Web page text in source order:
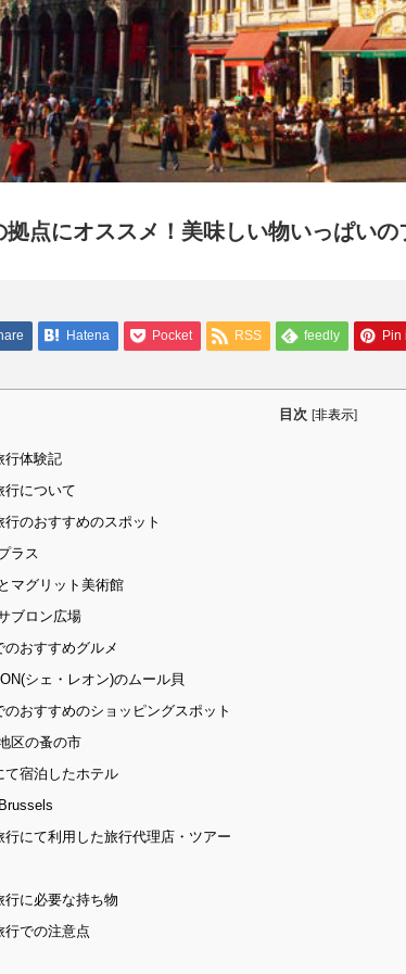
拠点にオススメ！美味しい物いっぱいの
Hatena Pocket RSS feedly Pin
目次 [非表示]
行体験記
行について
行のおすすめのスポット
ラス
マグリット美術館
ブロン広場
のおすすめグルメ
シェ・レオン)のムール貝
のおすすめのショッピングスポット
区の蚤の市
て宿泊したホテル
行にて利用した旅行代理店・ツアー
行に必要な持ち物
行での注意点